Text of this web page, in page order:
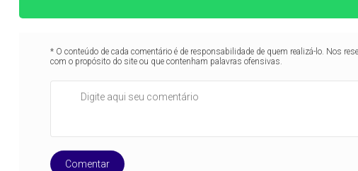
* O conteúdo de cada comentário é de responsabilidade de quem realizá-lo. Nos
com o propósito do site ou que contenham palavras ofensivas.
Comentar
3755 (06/08/26)
Lotomania